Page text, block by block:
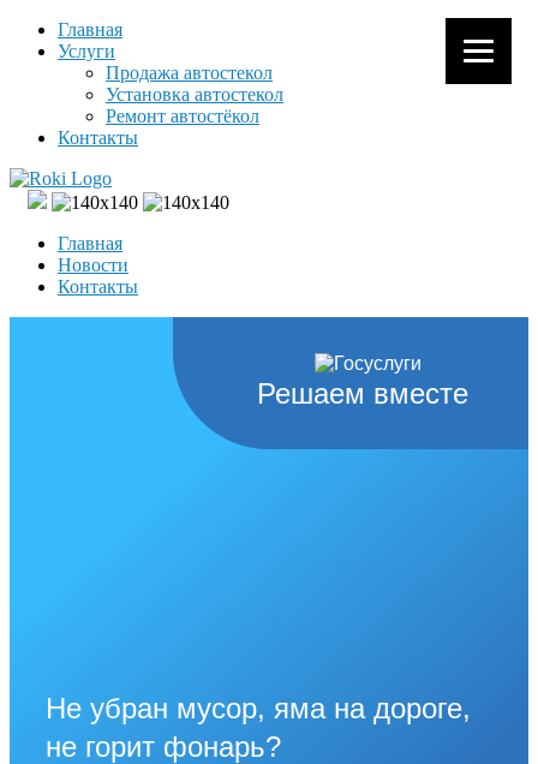
Главная
Услуги
Продажа автостекол
Установка автостекол
Ремонт автостёкол
Контакты
Главная
Новости
Контакты
Решаем вместе
Не убран мусор, яма на дороге,
не горит фонарь?